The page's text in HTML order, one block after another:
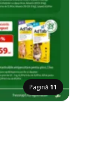
Pagină 11